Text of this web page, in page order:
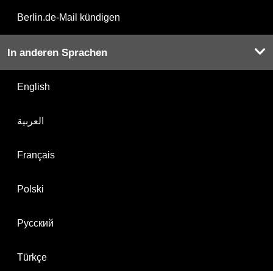
Berlin.de-Mail kündigen
In anderen Sprachen
English
العربية
Français
Polski
Русский
Türkçe